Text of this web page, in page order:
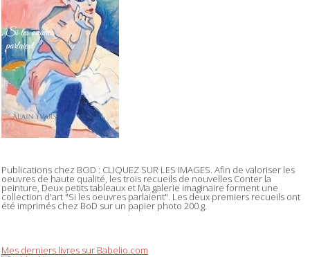
Publications chez BOD : CLIQUEZ SUR LES IMAGES. Afin de valoriser les
oeuvres de haute qualité, les trois recueils de nouvelles Conter la
peinture, Deux petits tableaux et Ma galerie imaginaire forment une
collection d'art "Si les oeuvres parlaient". Les deux premiers recueils ont
été imprimés chez BoD sur un papier photo 200 g.
Mes derniers livres sur Babelio.com